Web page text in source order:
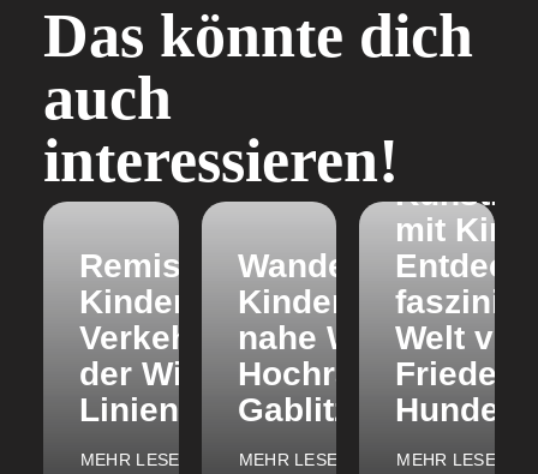
Das könnte dich
auch
interessieren!
Remise Wien mit
Kindern: Das
Verkehrsmuseum
der Wiener
Linien im Test
MEHR LESEN
Wandern mit
Kindern
nahe Wien:
Hochramalpe
Gablitz
MEHR LESEN
mit
Welt von
MEHR LESEN